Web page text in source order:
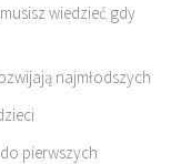
wiedzieć gdy
najmłodszych
pierwszych